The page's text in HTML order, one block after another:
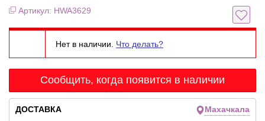
Артикул: HWA3629
Нет в наличии. Что делать?
Сообщить, когда появится в наличии
ДОСТАВКА Махачкала